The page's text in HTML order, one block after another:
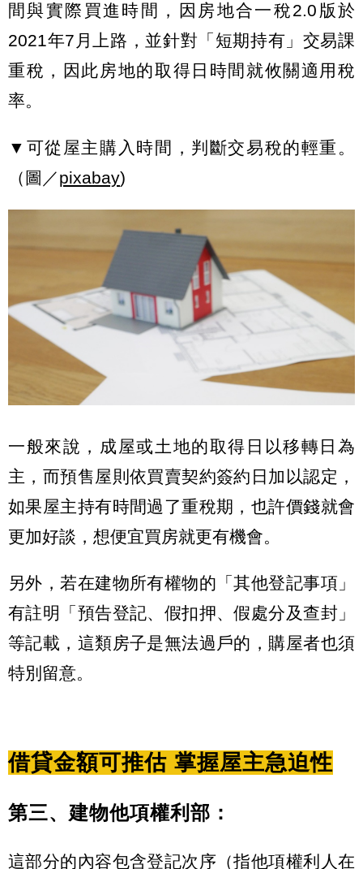
間與實際買進時間，因房地合一稅2.0版於
2021年7月上路，並針對「短期持有」交易課
重稅，因此房地的取得日時間就攸關適用稅
率。
▼可從屋主購入時間，判斷交易稅的輕重。
（圖／pixabay)
一般來說，成屋或土地的取得日以移轉日為
主，而預售屋則依買賣契約簽約日加以認定，
如果屋主持有時間過了重稅期，也許價錢就會
更加好談，想便宜買房就更有機會。
另外，若在建物所有權物的「其他登記事項」
有註明「預告登記、假扣押、假處分及查封」
等記載，這類房子是無法過戶的，購屋者也須
特別留意。
借貸金額可推估 掌握屋主急迫性
第三、建物他項權利部：
這部分的內容包含登記次序（指他項權利人在